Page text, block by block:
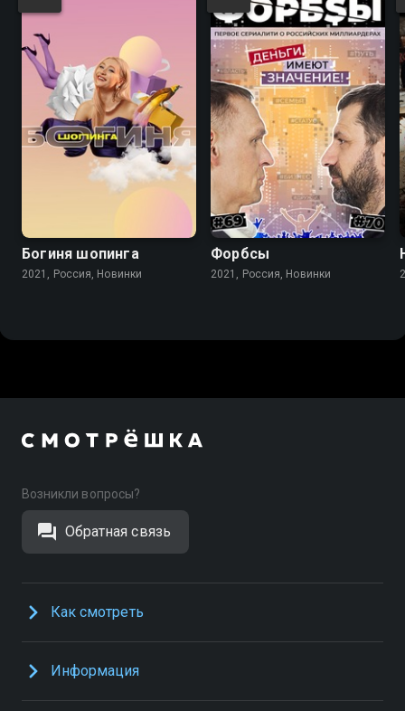
Богиня шопинга
2021, Россия, Новинки
Форбсы
2021, Россия, Новинки
Возникли вопросы?
Обратная связь
Как смотреть
Информация